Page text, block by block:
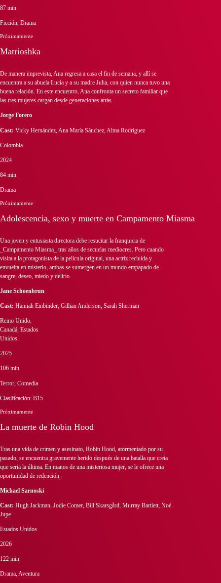
87 min
Ficción, Drama
Próximamente
Matrioshka
De manera imprevista, Ana regresa a casa el fin de semana, y allí se
encuentra a su abuela Lucía y a su madre Julia, con quien nunca tuvo una
buena relación. En este encuentro, Ana confronta un secreto familiar que
las tres mujeres cargan desde generaciones atrás.
Jorge Forero
Cast: Vicky Hernández, Ana María Sánchez, Alma Rodríguez
Colombia
2024
84 min
Drama
Próximamente
Adolescencia, sexo y muerte en Campamento Miasma
Una joven y entusiasta directora debe resucitar la franquicia de
_Campamento Miasma_ tras años de secuelas mediocres. Pero cuando
visita a la protagonista de la película original, una actriz recluida y
envuelta en misterio, ambas se sumergen en un mundo empapado de
sangre, deseo, miedo y delirio.
Jane Schoenbrun
Cast: Hannah Einbinder, Gillian Anderson, Sarah Sherman
Reino Unido,
Canadá, Estados
Unidos
2025
106 min
Terror, Comedia
Clasificación: B15
Próximamente
La muerte de Robin Hood
Tras una vida de crimen y asesinato, Robin Hood, atormentado por su
pasado, se encuentra gravemente herido después de una batalla que creía
que sería la última. En manos de una misteriosa mujer, se le ofrece una
oportunidad de redención.
Michael Sarnoski
Cast: Hugh Jackman, Jodie Comer, Bill Skarsgård, Murray Bartlett, Noé
Jupe
Estados Unidos
2026
122 min
Drama, Aventura